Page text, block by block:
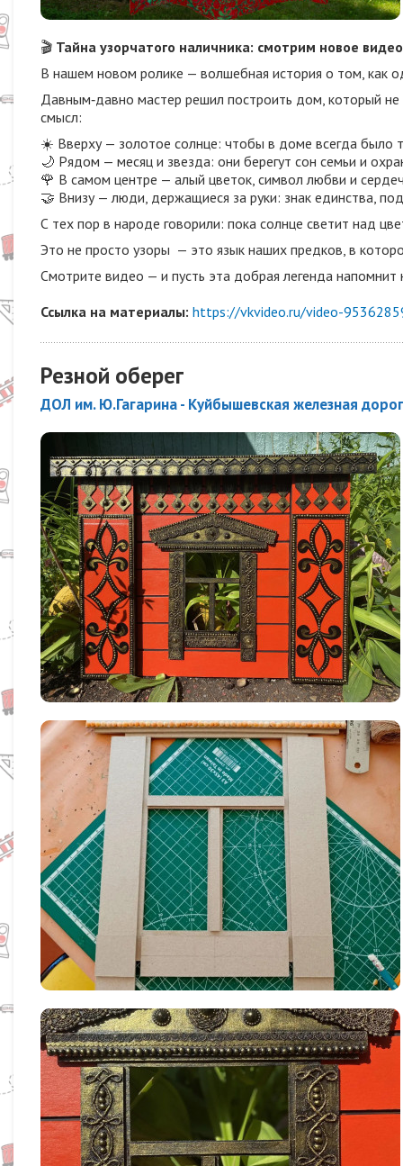
🎬 Тайна узорчатого наличника: смотрим новое
В нашем новом ролике — волшебная история о том, как
Давным‑давно мастер решил построить дом, который
смысл:
☀️ Вверху — золотое солнце: чтобы в доме всегда было
🌙 Рядом — месяц и звезда: они берегут сон семьи и
🌹 В самом центре — алый цветок, символ любви и
🤝 Внизу — люди, держащиеся за руки: знак единства,
С тех пор в народе говорили: пока солнце светит над
Это не просто узоры — это язык наших предков, в
Смотрите видео — и пусть эта добрая легенда
Ссылка на материалы: https://vkvideo.ru/video-
Резной оберег
ДОЛ им. Ю.Гагарина - Куйбышевская железная